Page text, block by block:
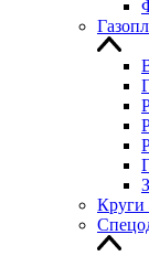
Круги